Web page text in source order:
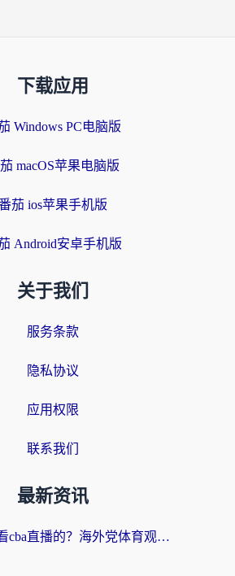
下载应用
Windows PC电脑版
macOS苹果电脑版
茄 ios苹果手机版
Android安卓手机版
关于我们
服务条款
隐私协议
应用权限
联系我们
最新资讯
在香港怎么看cba直播的？海外党体育观赛终极指南：告别版权限制，畅享中文解说